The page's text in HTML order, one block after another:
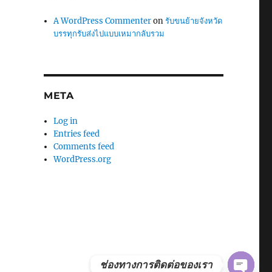
A WordPress Commenteronรับขนย้ายจังหวัด
บรรทุกรับส่งไปแบบเหมากลับรวม
META
Log in
Entries feed
Comments feed
WordPress.org
ช่องทางการติดต่อของเรา